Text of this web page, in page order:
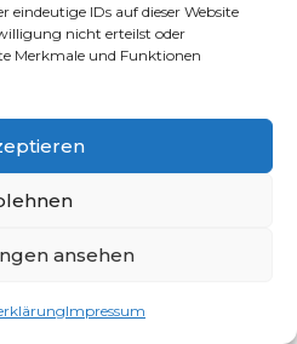
eindeutige IDs auf dieser Website
nicht erteilst oder
Merkmale und Funktionen
ansehen
Impressum